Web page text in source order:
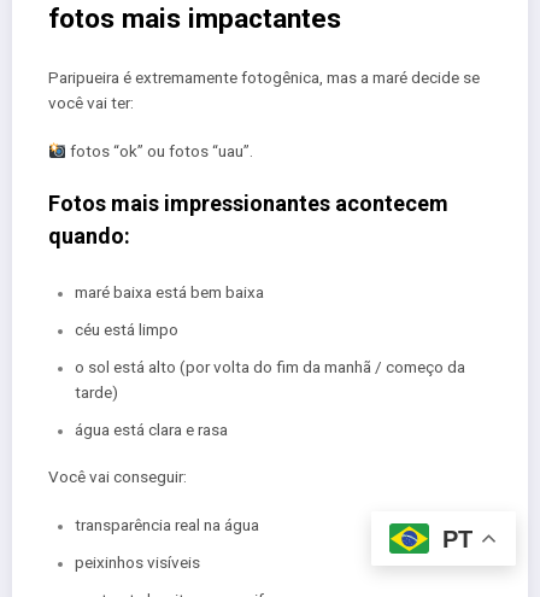
fotos mais impactantes
Paripueira é extremamente fotogênica, mas a maré decide se
você vai ter:
fotos “ok” ou fotos “uau”.
Fotos mais impressionantes acontecem
quando:
maré baixa está bem baixa
céu está limpo
o sol está alto (por volta do fim da manhã / começo da
tarde)
água está clara e rasa
Você vai conseguir:
transparência real na água
peixinhos visíveis
PT